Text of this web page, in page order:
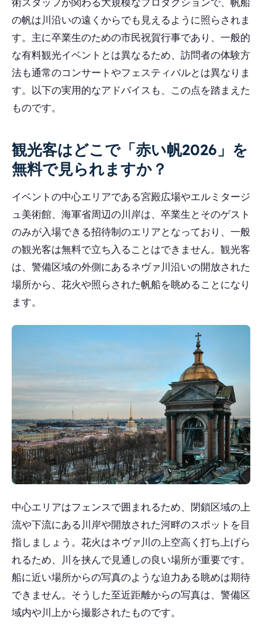
の帆は川沿いの遠くからでも見えるように照らされま
す。主に卒業生のための市民祝賀行事であり、一般的
な有料観光イベントとは異なるため、訪問者の体験方
法も通常のコンサートやフェスティバルとは異なりま
す。以下の実用的なアドバイスも、この点を踏まえた
ものです。
観光客はどこで「赤い帆2026」を
無料で見られますか？
イベントの中心エリアである宮殿広場やエルミタージ
ュ美術館、海軍省周辺の川岸は、卒業生とそのゲスト
のみが入場できる招待制のエリアとなっており、一般
の観光客は無料で立ち入ることはできません。観光客
は、警備区域の外側にあるネヴァ川沿いの開放された
場所から、花火や照らされた帆船を眺めることになり
ます。
中心エリアはフェンスで囲まれるため、閉鎖区域の上
流や下流にある川岸や開放された河畔のスポットを目
指しましょう。花火はネヴァ川の上空高く打ち上げら
れるため、川を挟んで見通しの良い場所が重要です。
船に近い場所からの写真のような迫力ある眺めは期待
できません。そうした至近距離からの写真は、警備区
域内や川上から撮影されたものです。